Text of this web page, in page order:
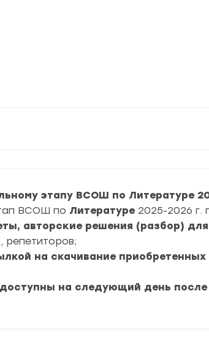
этапу ВСОШ по Литературе
ВСОШ по Литературе 2025-2026 г.
авторские решения (разбор)
репетиторов;
на скачивание приобретенных
на следующий день